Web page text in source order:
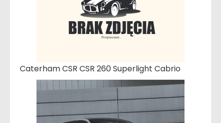
Caterham CSR CSR 260 Superlight Cabrio